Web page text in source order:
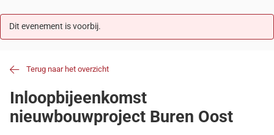
Dit evenement is voorbij.
Terug naar het overzicht
Inloopbijeenkomst
nieuwbouwproject Buren Oost